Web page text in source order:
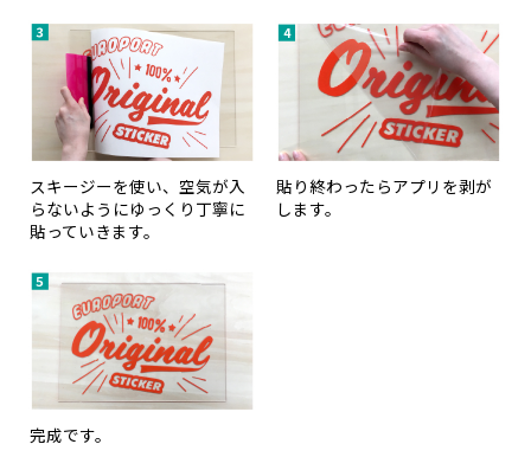
スキージーを使い、空気が入
らないようにゆっくり丁寧に
貼っていきます。
貼り終わったらアプリを剥が
します。
完成です。